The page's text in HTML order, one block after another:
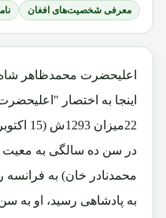
معرفی شخصیت‌های افغان
اعلیحضرت محمدظاهر شاه
اینجا به اختصار
در سن ده سالگی به معیت
محمدنادر خان) به